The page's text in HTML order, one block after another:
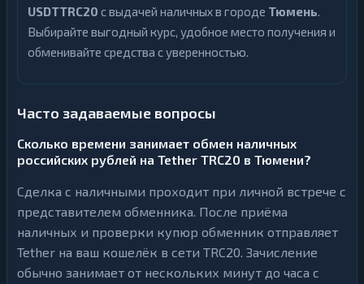
USDTTRC20 с выдачей наличных в городе Тюмень.
Выбирайте выгодный курс, удобное место получения и
обменивайте средства с уверенностью.
Часто задаваемые вопросы
Сколько времени занимает обмен наличных
российских рублей на Tether TRC20 в Тюмени?
Сделка с наличными проходит при личной встрече с
представителем обменника. После приёма
наличных и проверки купюр обменник отправляет
Tether на ваш кошелёк в сети TRC20. Зачисление
обычно занимает от нескольких минут до часа с